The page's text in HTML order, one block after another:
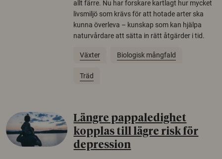
allt färre. Nu har forskare kartlagt hur mycket
livsmiljö som krävs för att hotade arter ska
kunna överleva – kunskap som kan hjälpa
naturvårdare att sätta in rätt åtgärder i tid.
Växter Biologisk mångfald
Träd
Längre pappaledighet
kopplas till lägre risk för
depression